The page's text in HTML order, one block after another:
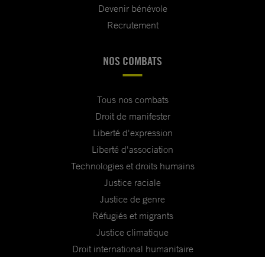
Devenir bénévole
Recrutement
NOS COMBATS
Tous nos combats
Droit de manifester
Liberté d'expression
Liberté d'association
Technologies et droits humains
Justice raciale
Justice de genre
Réfugiés et migrants
Justice climatique
Droit international humanitaire